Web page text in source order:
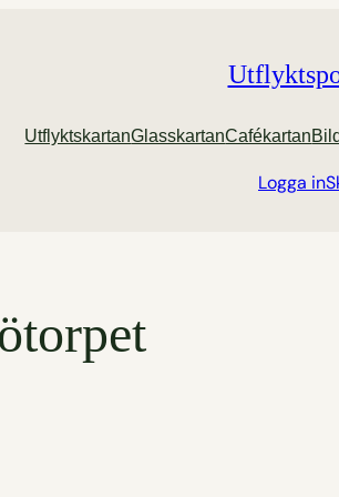
UtflyktskartanGlasskartanCafékartan
Logga in